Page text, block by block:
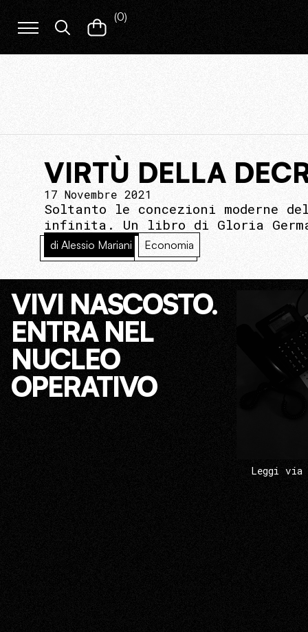
(0)
VIRTÙ DELLA
17 Novembre 2021
Soltanto le concezioni moderne
infinita. Un libro di Gloria
di Alessio Mariani Economia
VIVI NASCOSTO.
ENTRA NEL
NUCLEO
OPERATIVO
Leggi via